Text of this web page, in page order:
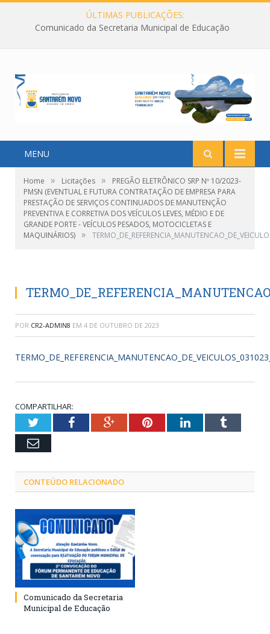
ÚLTIMAS PUBLICAÇÕES:
Comunicado da Secretaria Municipal de Educação
MENU
Home » Licitações »
PREGÃO ELETRÔNICO SRP Nº 10/2023-
PMSN (EVENTUAL E FUTURA CONTRATAÇÃO DE EMPRESA PARA
PRESTAÇÃO DE SERVIÇOS CONTINUADOS DE MANUTENÇÃO
PREVENTIVA E CORRETIVA DOS VEÍCULOS LEVES, MÉDIO E DE
GRANDE PORTE - VEÍCULOS PESADOS, MOTOCICLETAS E
MAQUINÁRIOS) »
POR CR2-ADMIN8 EM 4 DE OUTUBRO DE 2023
COMPARTILHAR:
TwitterFacebookGoogle+PinterestLinkedInTumblr
Email
CONTEÚDO RELACIONADO
Comunicado da Secretaria
Municipal de Educação